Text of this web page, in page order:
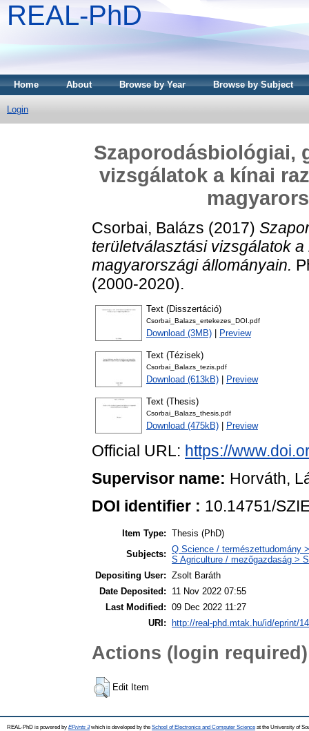
REAL-PhD
Home About Browse by Year Browse by Subject
Login
Szaporodásbiológiai,
vizsgálatok a kínai
Csorbai, Balázs (2017)
területválasztási vizsgálatok
magyarországi állományain.
(2000-2020).
Text (Disszertáció)
Csorbai_Balazs_ertekezes_DOI.pdf
Download (3MB) Preview
Text (Tézisek)
Csorbai_Balazs_tezis.pdf
Download (613kB) Preview
Text (Thesis)
Csorbai_Balazs_thesis.pdf
Download (475kB) Preview
Official URL: https://
Supervisor name: Horváth,
DOI identifier : 10.14751/
Item Type: Thesis (PhD)
Subjects: Q Science / természettudomány
S Agriculture / mezőgazdaság >
Depositing User: Zsolt Baráth
Date Deposited:
11 Nov 2022 07:55
Last Modified: 09 Dec 2022 11:27
URI:
http://real-phd.mtak.hu/id/eprint/
Actions (login required)
Edit Item
REAL-PhD is powered by EPrints 3which is developed by the School of Electronics and Computer Science at the University of